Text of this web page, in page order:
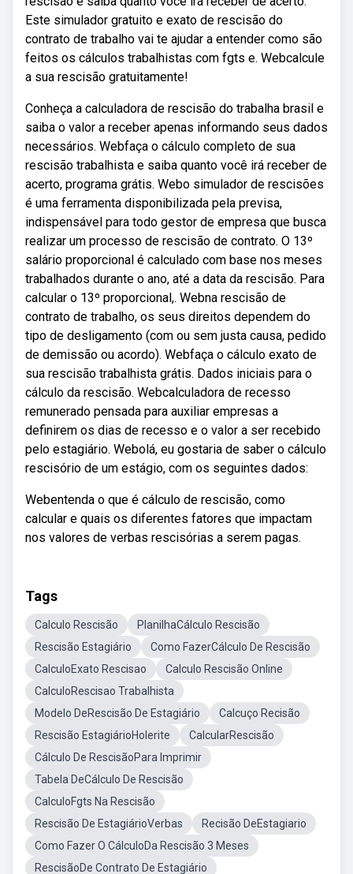
Este simulador gratuito e exato de rescisão do
contrato de trabalho vai te ajudar a entender como são
feitos os cálculos trabalhistas com fgts e. Webcalcule
a sua rescisão gratuitamente!
Conheça a calculadora de rescisão do trabalha brasil e
saiba o valor a receber apenas informando seus dados
necessários. Webfaça o cálculo completo de sua
rescisão trabalhista e saiba quanto você irá receber de
acerto, programa grátis. Webo simulador de rescisões
é uma ferramenta disponibilizada pela previsa,
indispensável para todo gestor de empresa que busca
realizar um processo de rescisão de contrato. O 13º
salário proporcional é calculado com base nos meses
trabalhados durante o ano, até a data da rescisão. Para
calcular o 13º proporcional,. Webna rescisão de
contrato de trabalho, os seus direitos dependem do
tipo de desligamento (com ou sem justa causa, pedido
de demissão ou acordo). Webfaça o cálculo exato de
sua rescisão trabalhista grátis. Dados iniciais para o
cálculo da rescisão. Webcalculadora de recesso
remunerado pensada para auxiliar empresas a
definirem os dias de recesso e o valor a ser recebido
pelo estagiário. Webolá, eu gostaria de saber o cálculo
rescisório de um estágio, com os seguintes dados:
Webentenda o que é cálculo de rescisão, como
calcular e quais os diferentes fatores que impactam
nos valores de verbas rescisórias a serem pagas.
Tags
Calculo Rescisão
PlanilhaCálculo Rescisão
Rescisão Estagiário
Como FazerCálculo De Rescisão
CalculoExato Rescisao
Calculo Rescisão Online
CalculoRescisao Trabalhista
Modelo DeRescisão De Estagiário
Calcuço Recisão
Rescisão EstagiárioHolerite
CalcularRescisão
Cálculo De RescisãoPara Imprimir
Tabela DeCálculo De Rescisão
CalculoFgts Na Rescisão
Rescisão De EstagiárioVerbas
Recisão DeEstagiario
Como Fazer O CálculoDa Rescisão 3 Meses
RescisãoDe Contrato De Estagiário